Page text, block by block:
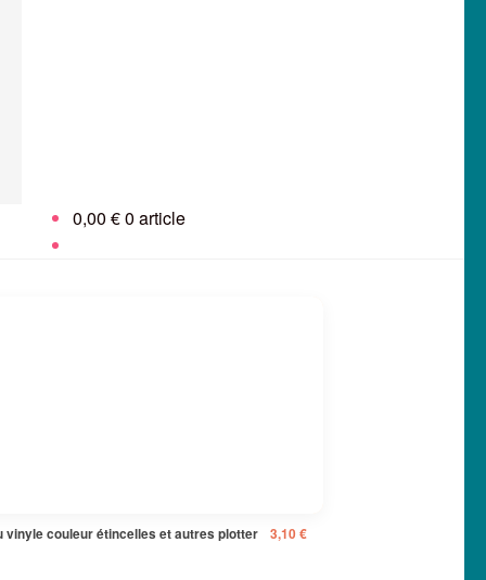
0,00 €0 article
vinyle couleur étincelles et autres plotter 3,10 €